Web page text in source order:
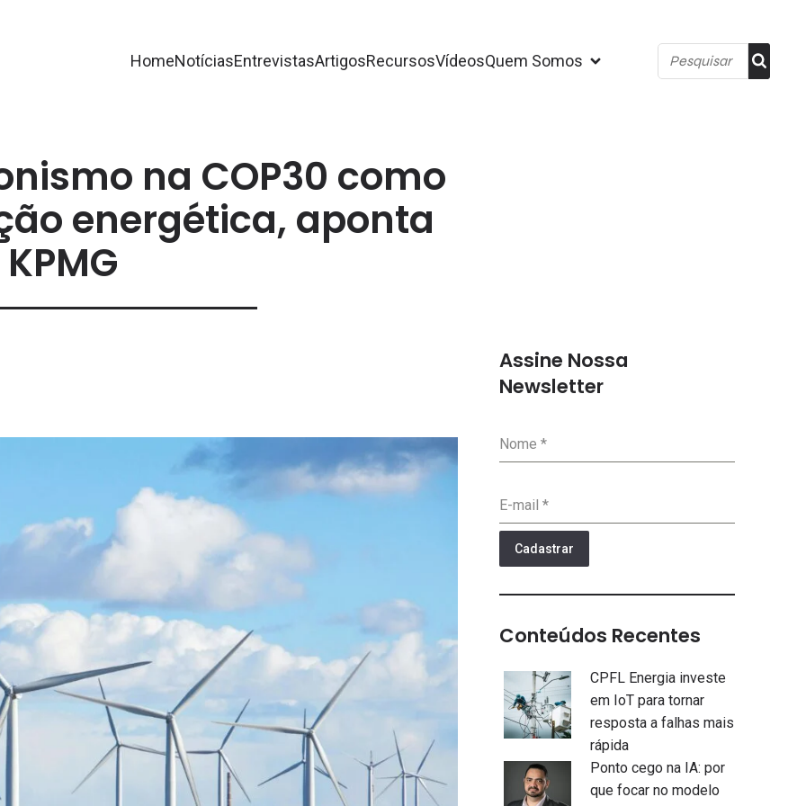
HomeNotíciasEntrevistasArtigosRecursosVídeosQuem Somos
na COP30 como
energética, aponta
KPMG
Assine Nossa
Newsletter
Nome *
E-mail *
Cadastrar
Conteúdos Recentes
CPFL Energia investe
em IoT para tornar
resposta a falhas mais
rápida
Ponto cego na IA: por
que focar no modelo